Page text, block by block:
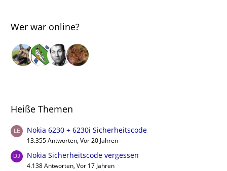
Wer war online?
Heiße Themen
Nokia 6230 + 6230i Sicherheitscode
13.355 Antworten, Vor 20 Jahren
Nokia Sicherheitscode vergessen
4.138 Antworten, Vor 17 Jahren